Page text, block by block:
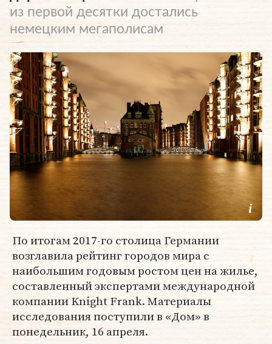
из первой десятки достались
немецким мегаполисам
По итогам 2017-го столица Германии
возглавила рейтинг городов мира с
наибольшим годовым ростом цен на жилье,
составленный экспертами международной
компании Knight Frank. Материалы
исследования поступили в «Дом» в
понедельник, 16 апреля.